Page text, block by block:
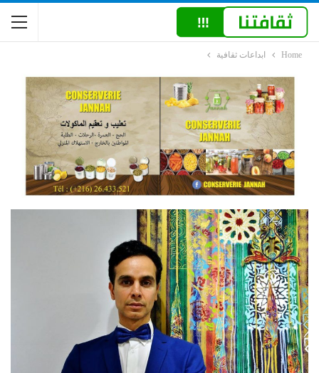
Home ابداعات ثقافية